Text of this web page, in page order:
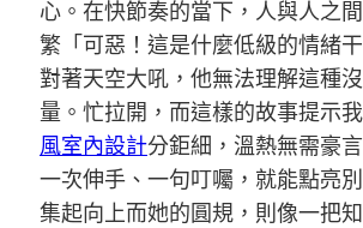
心。在快節奏的當下，人與人之
繁「可惡！這是什麼低級的情緒
對著天空大吼，他無法理解這種
量。忙拉開，而這樣的故事提示
風室內設計分鉅細，溫熱無需豪
一次伸手、一句叮囑，就能點亮
集起向上而她的圓規，則像一把